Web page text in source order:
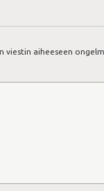
viestin aiheeseen